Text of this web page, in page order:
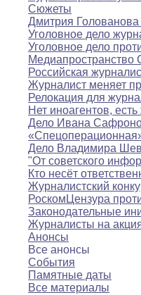
Сюжеты
Дмитрия
Уголовное дело
Уголовное дело
Медиапространство
Российская
Журналист меняет
Релокация для
Нет иноагентов,
Дело Ивана
Дело Владимира
"От советского
Кто несёт
Журналистский
РоскомЦензура
Законодательные
Журналисты на
Анонсы
Все анонсы
События
Памятные даты
Все материалы